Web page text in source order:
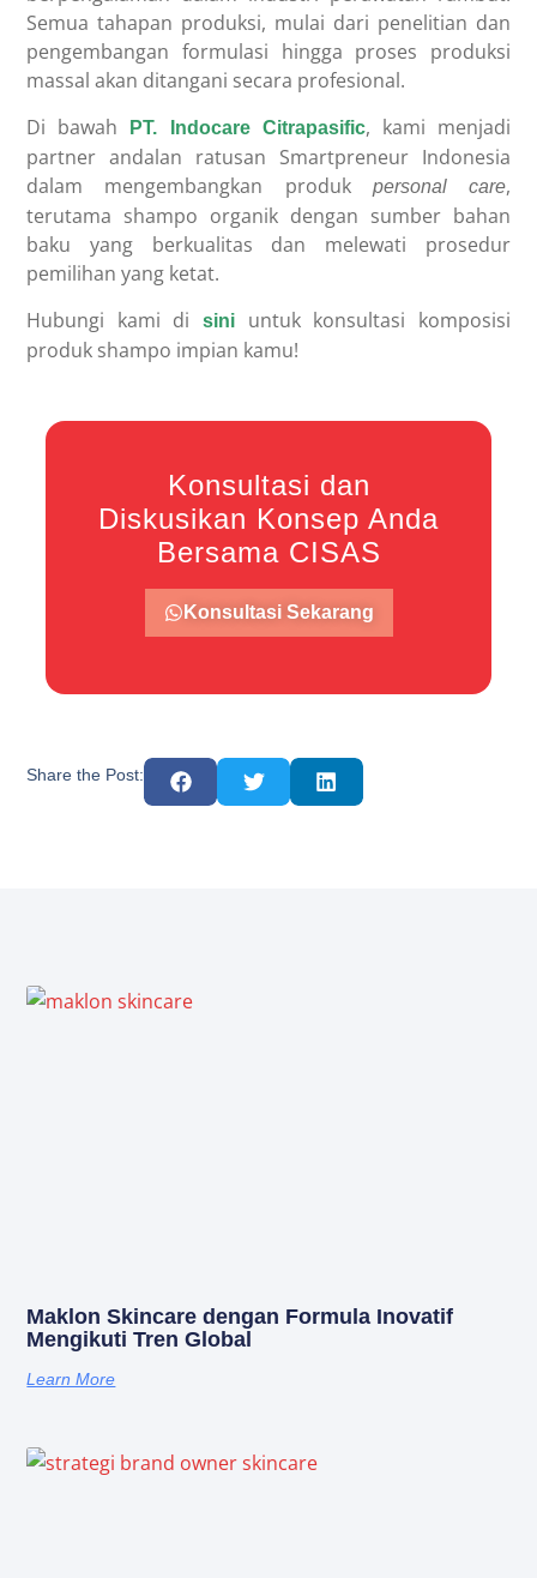
Semua tahapan produksi, mulai dari penelitian dan
pengembangan formulasi hingga proses produksi
massal akan ditangani secara profesional.
Di bawah
PT. Indocare Citrapasific, kami menjadi
partner andalan ratusan Smartpreneur Indonesia
dalam mengembangkan produk
personal care,
terutama shampo organik dengan sumber bahan
baku yang berkualitas dan melewati prosedur
pemilihan yang ketat.
Hubungi kami di
sini untuk konsultasi komposisi
produk shampo impian kamu!
Konsultasi dan
Diskusikan Konsep Anda
Bersama CISAS
Konsultasi Sekarang
Share the Post:
Maklon Skincare dengan Formula Inovatif
Mengikuti Tren Global
Learn More